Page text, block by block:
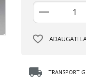
ADAUGATI
TRANSPORT